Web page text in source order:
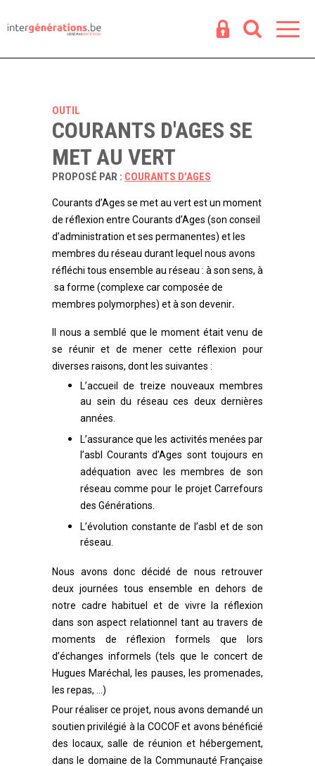
OUTIL
COURANTS D'AGES SE
MET AU VERT
PROPOSÉ PAR : COURANTS D'AGES
Courants d’Ages se met au vert est un moment
de réflexion entre Courants d’Ages (son conseil
d’administration et ses permanentes) et les
membres du réseau durant lequel nous avons
réfléchi tous ensemble au réseau : à son sens, à
sa forme (complexe car composée de
membres polymorphes) et à son devenir.
Il nous a semblé que le moment était venu de
se réunir et de mener cette réflexion pour
diverses raisons, dont les suivantes :
L’accueil de treize nouveaux membres
au sein du réseau ces deux dernières
années.
L’assurance que les activités menées par
l’asbl Courants d’Ages sont toujours en
adéquation avec les membres de son
réseau comme pour le projet Carrefours
des Générations.
L’évolution constante de l’asbl et de son
réseau.
Nous avons donc décidé de nous retrouver
deux journées tous ensemble en dehors de
notre cadre habituel et de vivre la réflexion
dans son aspect relationnel tant au travers de
moments de réflexion formels que lors
d’échanges informels (tels que le concert de
Hugues Maréchal, les pauses, les promenades,
les repas, …)
Pour réaliser ce projet, nous avons demandé un
soutien privilégié à la COCOF et avons bénéficié
des locaux, salle de réunion et hébergement,
dans le domaine de la Communauté Française